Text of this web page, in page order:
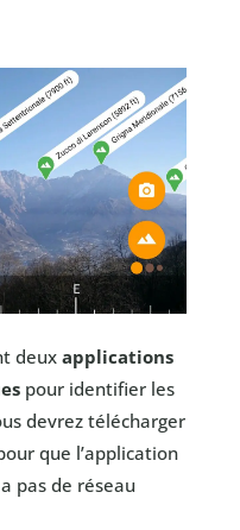
deux applications
pour identifier les
devrez télécharger
que l’application
pas de réseau